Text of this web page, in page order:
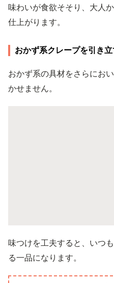
味わいが食欲そそり、大人
仕上がります。
おかず系クレープを引き
おかず系の具材をさらにお
かせません。
味つけを工夫すると、いつ
る一品になります。